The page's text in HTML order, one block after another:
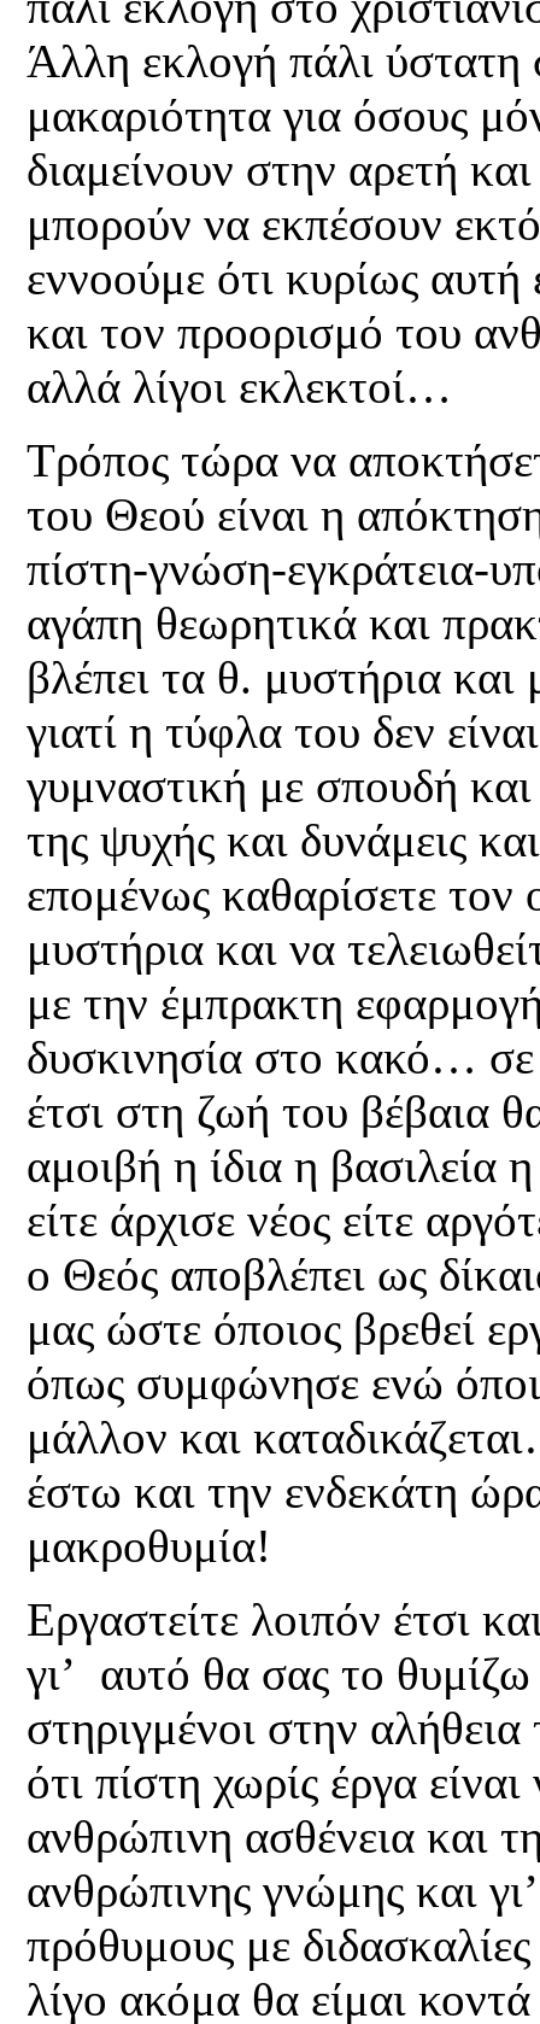
Άλλη εκλογή πάλι ύστατη
μακαριότητα για όσους
διαμείνουν στην αρετή
μπορούν να εκπέσουν
εννοούμε ότι κυρίως αυτή
και τον προορισμό του
αλλά λίγοι εκλεκτοί…
Τρόπος τώρα να
του Θεού είναι η
πίστη-γνώση-εγκράτεια-
αγάπη θεωρητικά και
βλέπει τα θ. μυστήρια και
γιατί η τύφλα του δεν
γυμναστική με σπουδή και
της ψυχής και δυνάμεις
επομένως καθαρίσετε
μυστήρια και να
με την έμπρακτη
δυσκινησία στο κακό…
έτσι στη ζωή του βέβαια
αμοιβή η ίδια η βασιλεία
είτε άρχισε νέος είτε
ο Θεός αποβλέπει ως
μας ώστε όποιος βρεθεί
όπως συμφώνησε ενώ
μάλλον και
έστω και την ενδεκάτη
μακροθυμία!
Εργαστείτε λοιπόν έτσι
γι’ αυτό θα σας το θυμίζω
στηριγμένοι στην
ότι πίστη χωρίς έργα
ανθρώπινη ασθένεια και
ανθρώπινης γνώμης και
πρόθυμους με
λίγο ακόμα θα είμαι